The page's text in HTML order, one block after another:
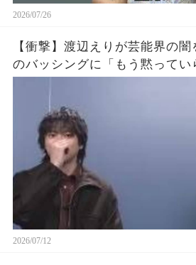
2026/07/26
【衝撃】渡辺えりが芸能界の
のバッシングに「もう黙ってい
2026/07/12